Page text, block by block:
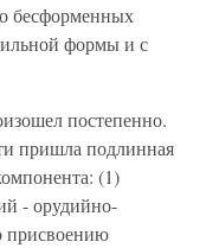
бесформенных
формы и с
постепенно.
пришла подлинная
(1)
- орудийно-
присвоению